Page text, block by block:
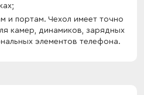
и портам. Чехол имеет точно
камер, динамиков, зарядных
элементов телефона.